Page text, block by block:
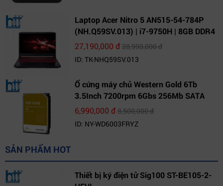
Laptop Acer Nitro 5 AN515-54-784P
(NH.Q59SV.013) | i7-9750H | 8GB DDR4
| 1TB HDD | GeForce GTX 1650 4GB |
27,190,000 đ28,990,000 đ
ID: TK-NHQ59SV.013
Ổ cứng máy chủ Western Gold 6Tb
3.5Inch 7200rpm 6Gbs 256Mb SATA
(WD6003FRYZ)
6,990,000 đ8,500,000 đ
ID: NY-WD6003FRYZ
SẢN PHẨM HOT
Thiết bị ký điện tử Sig100 ST-BE105-2-